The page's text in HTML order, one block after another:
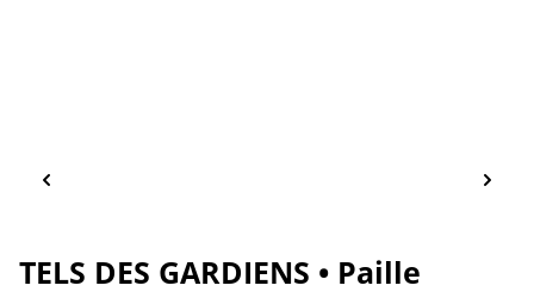
TELS DES GARDIENS • Paille